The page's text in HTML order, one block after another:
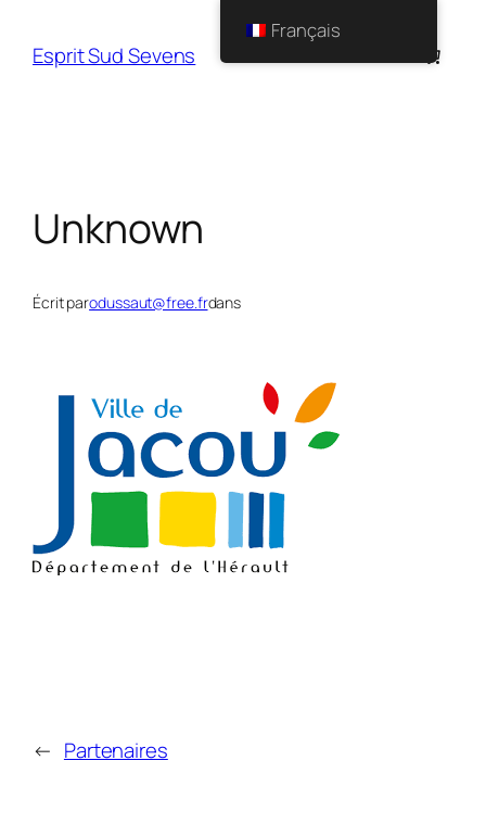
Esprit Sud Sevens
Unknown
Écrit parodussaut@free.frdans
← Partenaires
Français